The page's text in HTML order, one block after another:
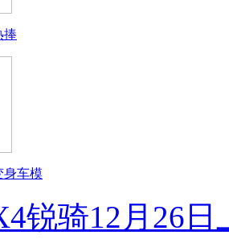
捧
身车模
锐骑12月26